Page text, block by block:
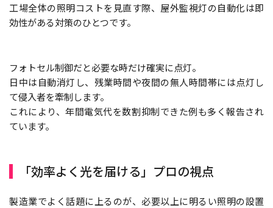
工場全体の照明コストを見直す際、屋外監視灯の自動化は即
効性がある対策のひとつです。
フォトセル制御だと必要な時だけ確実に点灯。
日中は自動消灯し、残業時間や夜間の無人時間帯には点灯し
て侵入者を牽制します。
これにより、年間電気代を数割抑制できた例も多く報告され
ています。
「効率よく光を届ける」プロの視点
製造業でよく話題に上るのが、必要以上に明るい照明の設置